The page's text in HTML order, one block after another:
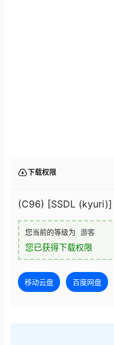
下载权限
(C96) [SSDL
您当前的等级为 游客
您已获得下载权限
移动云盘 百度网盘